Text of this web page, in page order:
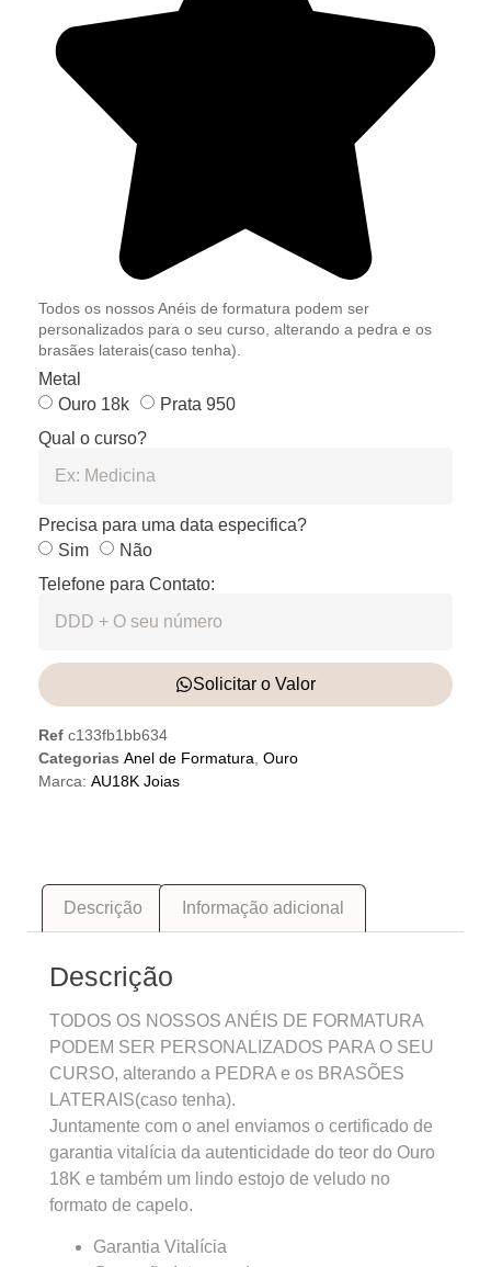
Todos os nossos Anéis de formatura podem ser
personalizados para o seu curso, alterando a pedra e os
brasães laterais(caso tenha).
Metal
Ouro 18k
Prata 950
Qual o curso?
Precisa para uma data especifica?
Sim
Não
Telefone para Contato:
Solicitar o Valor
Ref c133fb1bb634
Categorias Anel de Formatura, Ouro
Marca: AU18K Joias
Descrição Informação adicional
Descrição
TODOS OS NOSSOS ANÉIS DE FORMATURA
PODEM SER PERSONALIZADOS PARA O SEU
CURSO, alterando a PEDRA e os BRASÕES
LATERAIS(caso tenha).
Juntamente com o anel enviamos o certificado de
garantia vitalícia da autenticidade do teor do Ouro
18K e também um lindo estojo de veludo no
formato de capelo.
Garantia Vitalícia